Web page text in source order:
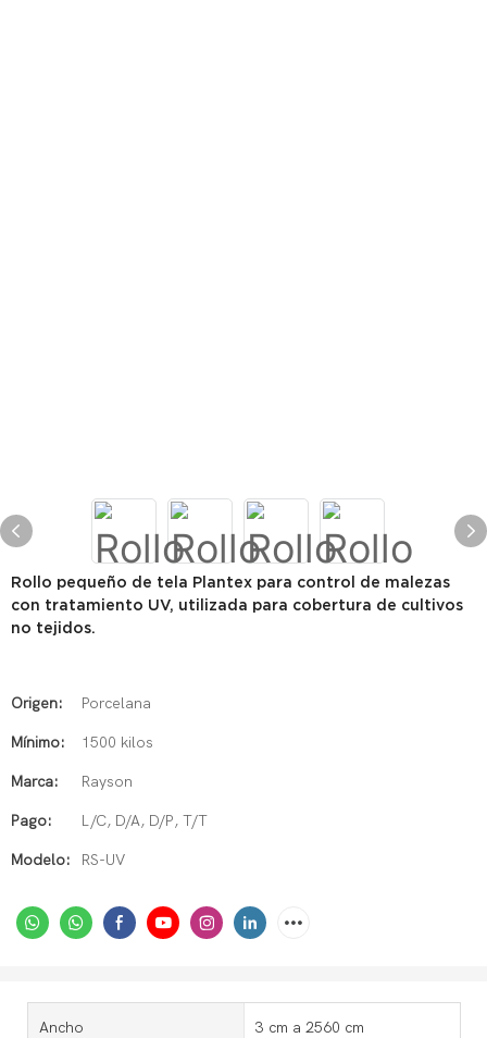
Rollo pequeño de tela Plantex para control de malezas
con tratamiento UV, utilizada para cobertura de cultivos
no tejidos.
Origen: Porcelana
Mínimo: 1500 kilos
Marca: Rayson
Pago: L/C, D/A, D/P, T/T
Modelo: RS-UV
Ancho 3 cm a 2560 cm